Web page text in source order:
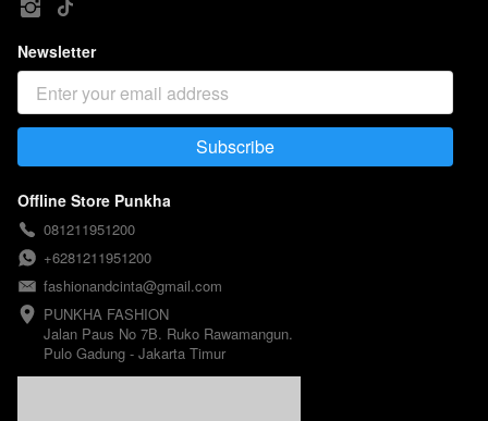
Newsletter
`
Subscribe
Offline Store Punkha
081211951200
+6281211951200
fashionandcinta@gmail.com
PUNKHA FASHION
Jalan Paus No 7B. Ruko Rawamangun.
Pulo Gadung - Jakarta Timur